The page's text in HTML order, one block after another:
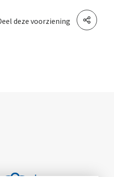
deze voorziening